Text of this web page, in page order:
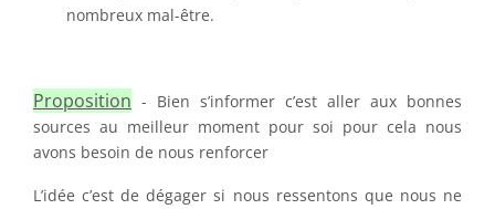
nombreux mal-être.
Proposition - Bien s’informer c’est aller aux bonnes
sources au meilleur moment pour soi pour cela nous
avons besoin de nous renforcer
L’idée c’est de dégager si nous ressentons que nous ne